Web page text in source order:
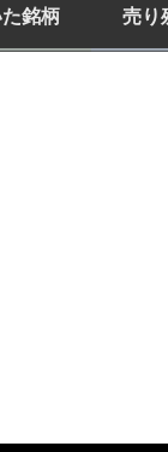
銘柄 売り